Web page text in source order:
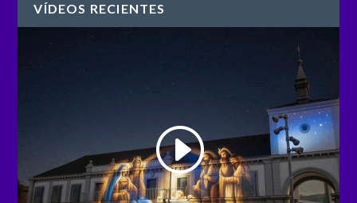
VÍDEOS RECIENTES